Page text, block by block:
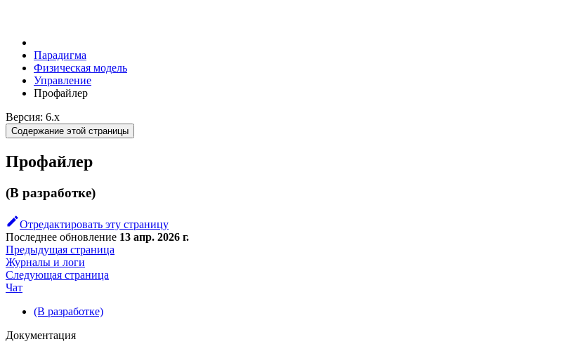
Парадигма
Физическая модель
Управление
Профайлер
Версия: 6.x
Содержание этой страницы
Профайлер
(В разработке)
Отредактировать эту страницу
Последнее обновление 13 апр. 2026 г.
Предыдущая страница
Журналы и логи
Следующая страница
Чат
(В разработке)
Документация